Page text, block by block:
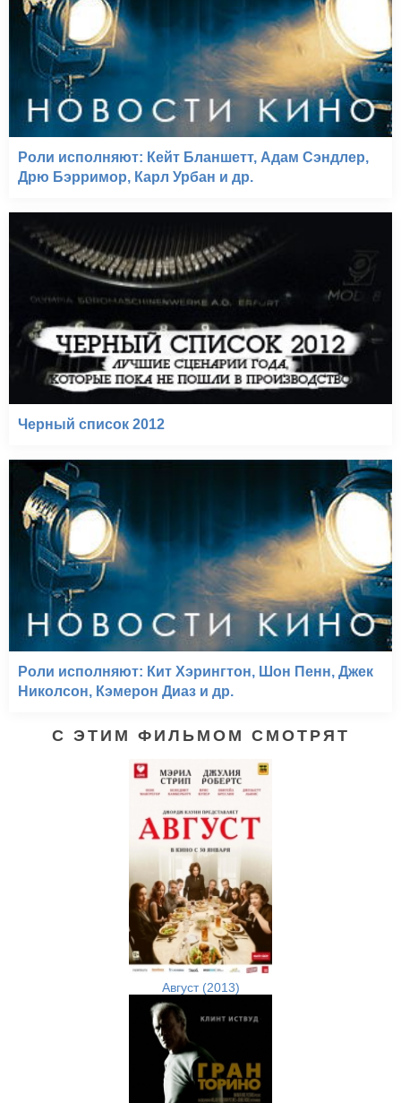
Роли исполняют: Кейт Бланшетт, Адам Сэндлер,
Дрю Бэрримор, Карл Урбан и др.
Черный список 2012
Роли исполняют: Кит Хэрингтон, Шон Пенн, Джек
Николсон, Кэмерон Диаз и др.
С ЭТИМ ФИЛЬМОМ СМОТРЯТ
Август (2013)